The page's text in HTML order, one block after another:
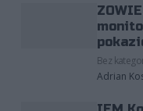
Bez
Adrian